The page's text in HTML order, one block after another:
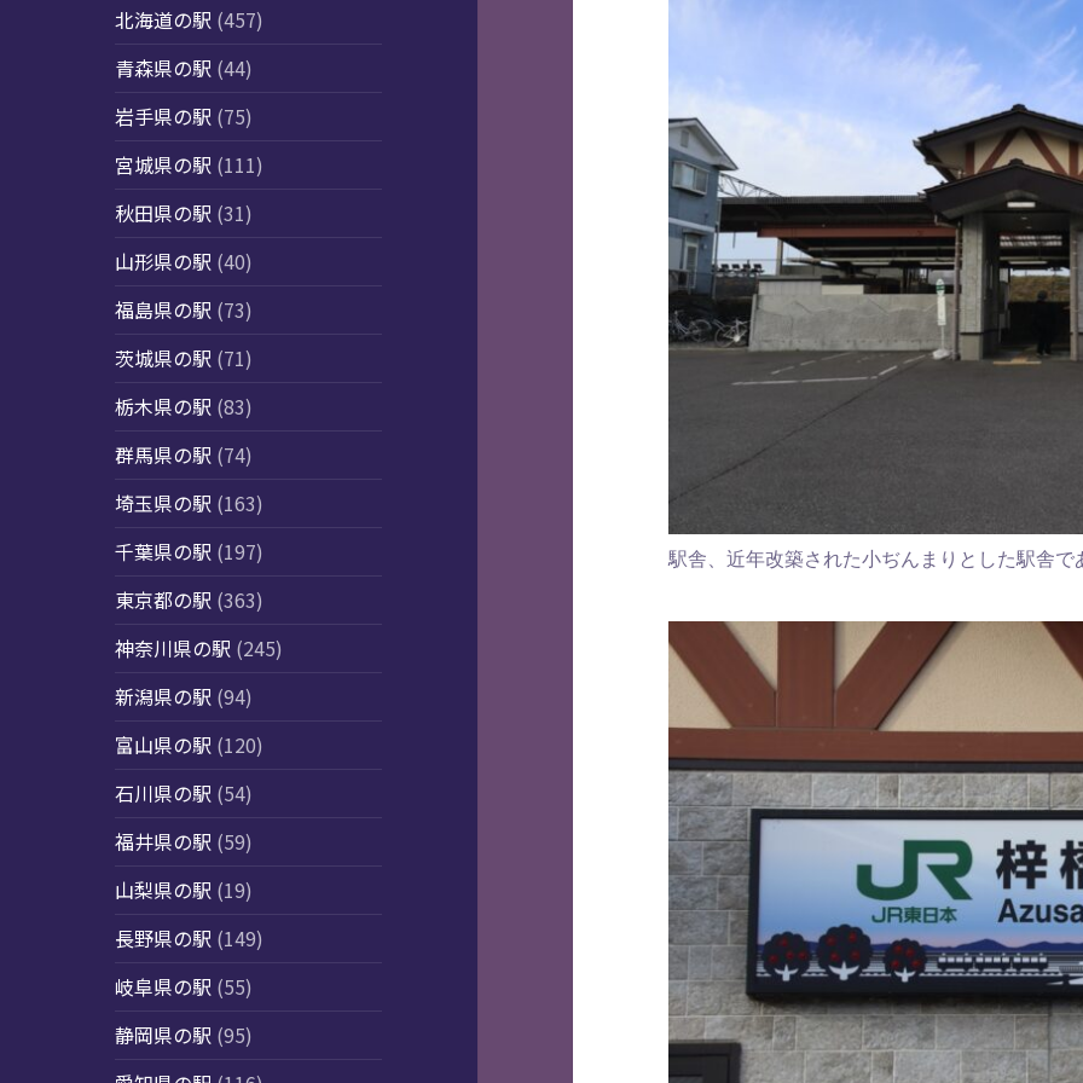
北海道の駅 (457)
青森県の駅 (44)
岩手県の駅 (75)
宮城県の駅 (111)
秋田県の駅 (31)
山形県の駅 (40)
福島県の駅 (73)
茨城県の駅 (71)
栃木県の駅 (83)
群馬県の駅 (74)
埼玉県の駅 (163)
千葉県の駅 (197)
東京都の駅 (363)
神奈川県の駅 (245)
新潟県の駅 (94)
富山県の駅 (120)
石川県の駅 (54)
福井県の駅 (59)
山梨県の駅 (19)
長野県の駅 (149)
岐阜県の駅 (55)
静岡県の駅 (95)
駅舎、近年改築された小ぢんまりとした駅舎で